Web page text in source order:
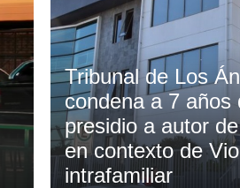
Tribunal de Los
condena a 7 años
presidio a autor
en contexto de
intrafamiliar